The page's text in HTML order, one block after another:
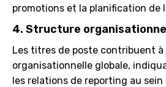
promotions et la planification de
4. Structure
Les titres de poste contribuent
organisationnelle globale,
les relations de reporting au sein